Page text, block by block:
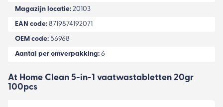
At Home Clean 5-in-1 vaatwastabletten 20gr
100pcs
Magazijn locatie: 20103
EAN code: 8719874192071
OEM code: 56968
Aantal per omverpakking: 6